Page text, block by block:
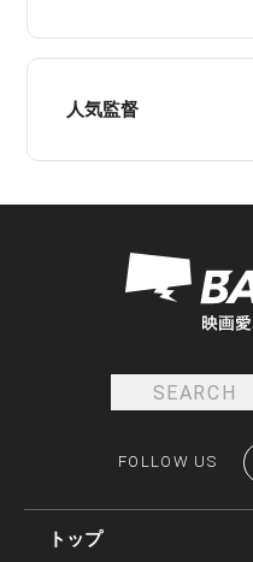
人気監督
FOLLOW US
トップ